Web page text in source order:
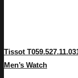
Tissot
Men’s Watch